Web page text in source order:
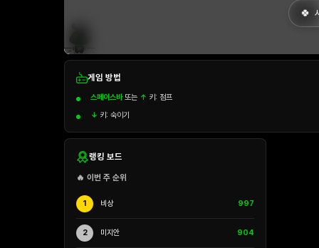
게임 방법
스페이스바또는 ↑ 키: 점프
↓ 키: 숙이기
랭킹 보드
🔥 이번 주 순위
1 비상 997
2 미지안 904